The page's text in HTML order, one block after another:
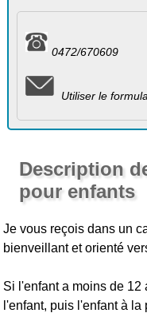
0472/670609
Utiliser le
Description
pour enfants
Je vous reçois dans un
bienveillant et orienté
Si l'enfant a moins de
l'enfant, puis l'enfant à